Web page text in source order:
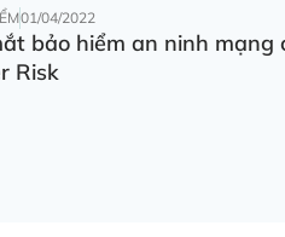
01/04/2022
bảo hiểm an ninh mạng
Risk